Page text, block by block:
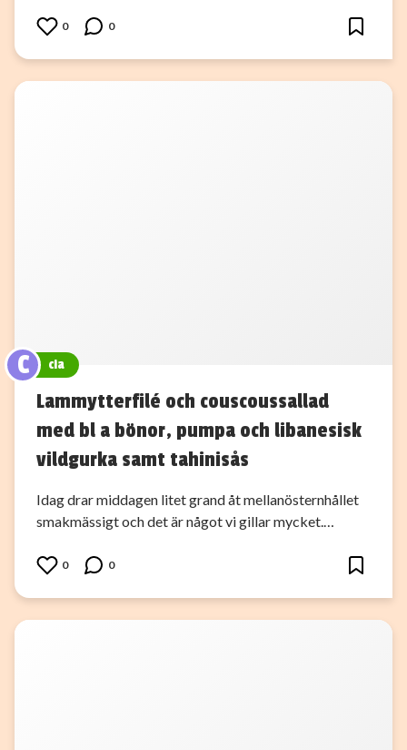
0 0
C cia
Lammytterfilé och couscoussallad
med bl a bönor, pumpa och libanesisk
vildgurka samt tahinisås
Idag drar middagen litet grand åt mellanösternhållet
smakmässigt och det är något vi gillar mycket.…
0 0